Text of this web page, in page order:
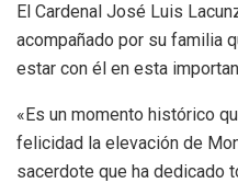
El Cardenal José Luis
acompañado por su familia
estar con él en esta
«Es un momento histórico
felicidad la elevación de
sacerdote que ha dedicado